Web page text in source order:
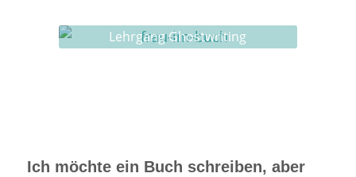
Lehrgang Ghostwriting
Ich möchte ein Buch schreiben, aber